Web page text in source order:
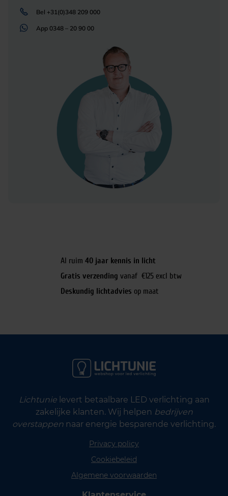
Bel +31(0)348 209 000
App 0348 – 20 90 00
Al ruim 40 jaar kennis in licht
Gratis verzending vanaf €125 excl btw
Deskundig lichtadvies op maat
Lichtunielevert betaalbare LED verlichting aan
zakelijke klanten. Wij helpen bedrijven
overstappen naar energie besparende verlichting.
Privacy policy
Cookiebeleid
Algemene voorwaarden